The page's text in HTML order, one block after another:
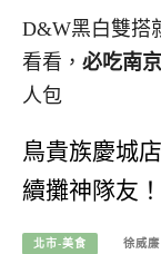
D&W黑白雙搭
看看， 必吃南
人包
鳥貴族慶城
續攤神隊友
北市-美食 徐威廉